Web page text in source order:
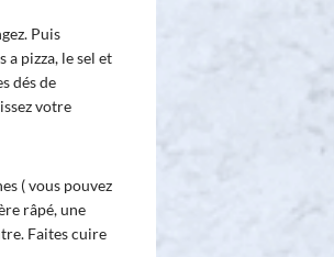
Puis
a pizza, le sel et
dés de
votre
( vous pouvez
râpé, une
Faites cuire